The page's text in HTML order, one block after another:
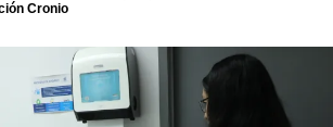
-
Cronio